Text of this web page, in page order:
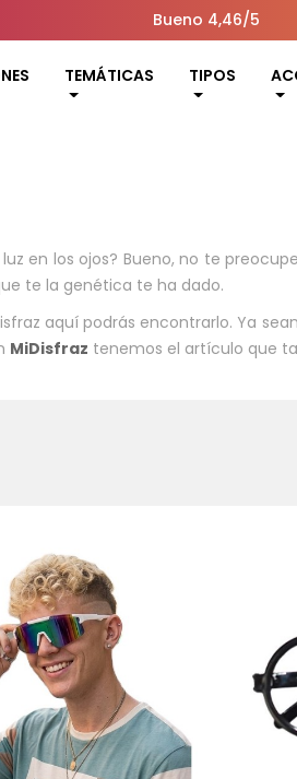
Bueno 4,46/5
TEMÁTICAS TIPOS
en los ojos? Bueno, no te
te la genética te ha dado.
aquí podrás encontrarlo. Ya
MiDisfraz tenemos el artículo que